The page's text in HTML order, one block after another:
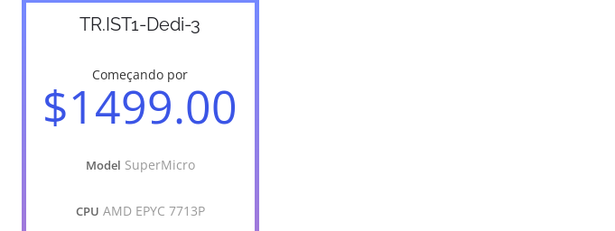
TR.IST1-Dedi-3
Começando por
$1499.00
Model SuperMicro
CPU AMD EPYC 7713P